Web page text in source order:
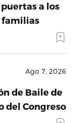
a los
familias
Ago 7, 2026
de Baile de
del Congreso